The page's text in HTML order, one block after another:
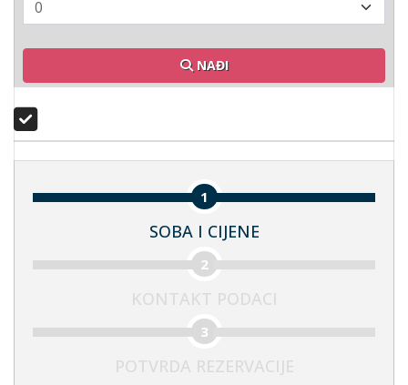
NAĐI
1
SOBA I CIJENE
2
KONTAKT PODACI
3
POTVRDA REZERVACIJE